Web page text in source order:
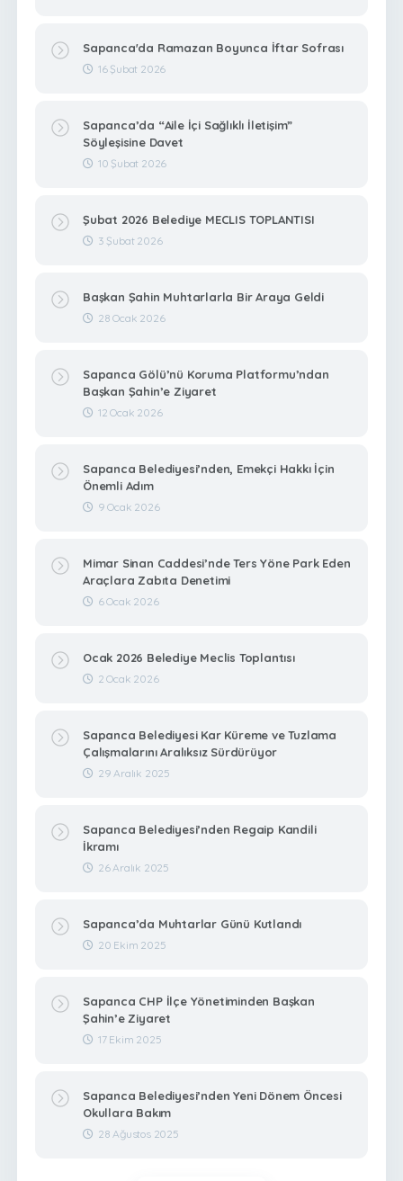
Sapanca'da Ramazan Boyunca İftar Sofrası
16 Şubat 2026
Sapanca’da “Aile İçi Sağlıklı İletişim”
Söyleşisine Davet
10 Şubat 2026
Şubat 2026 Belediye MECLIS TOPLANTISI
3 Şubat 2026
Başkan Şahin Muhtarlarla Bir Araya Geldi
28 Ocak 2026
Sapanca Gölü’nü Koruma Platformu’ndan
Başkan Şahin’e Ziyaret
12 Ocak 2026
Sapanca Belediyesi’nden, Emekçi Hakkı İçin
Önemli Adım
9 Ocak 2026
Mimar Sinan Caddesi’nde Ters Yöne Park Eden
Araçlara Zabıta Denetimi
6 Ocak 2026
Ocak 2026 Belediye Meclis Toplantısı
2 Ocak 2026
Sapanca Belediyesi Kar Küreme ve Tuzlama
Çalışmalarını Aralıksız Sürdürüyor
29 Aralık 2025
Sapanca Belediyesi’nden Regaip Kandili
İkramı
26 Aralık 2025
Sapanca’da Muhtarlar Günü Kutlandı
20 Ekim 2025
Sapanca CHP İlçe Yönetiminden Başkan
Şahin’e Ziyaret
17 Ekim 2025
Sapanca Belediyesi’nden Yeni Dönem Öncesi
Okullara Bakım
28 Ağustos 2025